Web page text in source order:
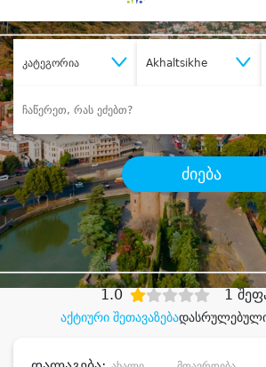
კატეგორია Akhaltsikhe
ძიება
შეიძინესასურველი
დიდი დანაზოგით
აქტიური შეთავაზებადასრულებული
1.0 1